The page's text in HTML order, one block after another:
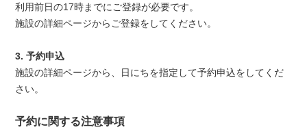
利用前日の17時までにご登録が必要です。
施設の詳細ページからご登録をしてください。
3. 予約申込
施設の詳細ページから、日にちを指定して予約申込をしてくだ
さい。
予約に関する注意事項